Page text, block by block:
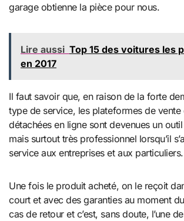
garage obtienne la pièce pour nous.
Lire aussi Top 15 des voitures les
en 2017
Il faut savoir que, en raison de la forte
type de service, les plateformes de vente
détachées en ligne sont devenues un
mais surtout très professionnel lorsqu’il
service aux entreprises et aux particuliers.
Une fois le produit acheté, on le reçoit
court et avec des garanties au moment
cas de retour et c’est, sans doute, l’une